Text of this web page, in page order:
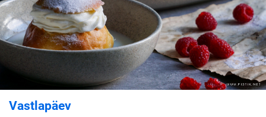
Vastlapäev